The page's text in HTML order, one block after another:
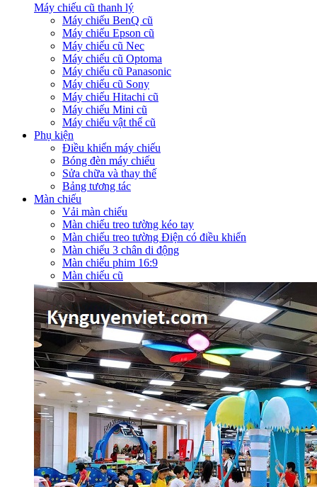
Máy chiếu cũ thanh lý
Máy chiếu BenQ cũ
Máy chiếu Epson cũ
Máy chiếu cũ Nec
Máy chiếu cũ Optoma
Máy chiếu cũ Panasonic
Máy chiếu cũ Sony
Máy chiếu Hitachi cũ
Máy chiếu Mini cũ
Máy chiếu vật thể cũ
Phụ kiện
Điều khiển máy chiếu
Bóng đèn máy chiếu
Sửa chữa và thay thế
Bảng tương tác
Màn chiếu
Vải màn chiếu
Màn chiếu treo tường kéo tay
Màn chiếu treo tường Điện có điều khiển
Màn chiếu 3 chân di động
Màn chiếu phim 16:9
Màn chiếu cũ